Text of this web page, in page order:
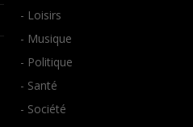
- Loisirs
- Musique
- Politique
- Santé
- Société